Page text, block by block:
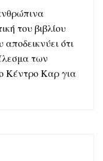
του βιβλίου
ότι
των
Κέντρο Καρ για